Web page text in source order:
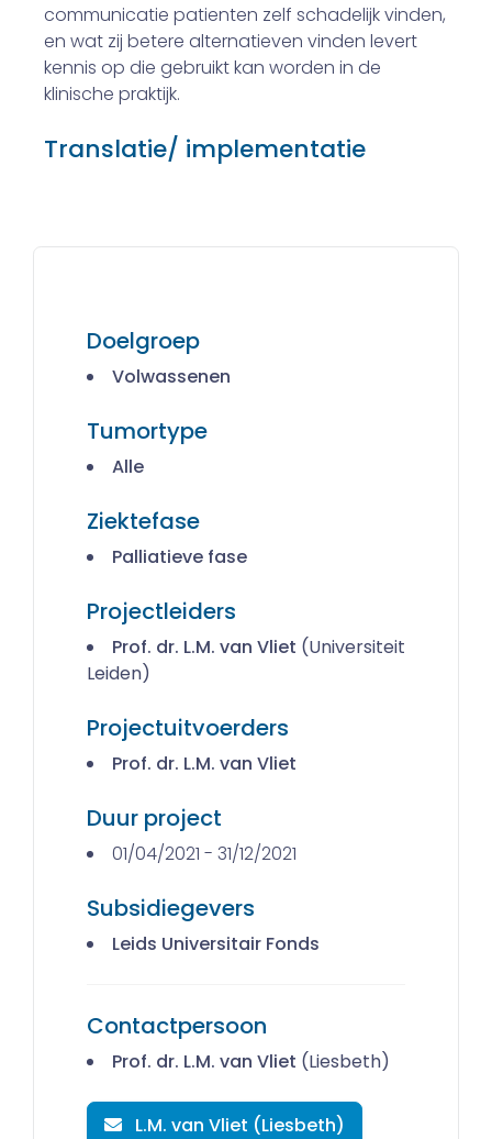
communicatie patienten zelf schadelijk vinden,
en wat zij betere alternatieven vinden levert
kennis op die gebruikt kan worden in de
klinische praktijk.
Translatie/ implementatie
Doelgroep
Volwassenen
Tumortype
Alle
Ziektefase
Palliatieve fase
Projectleiders
Prof. dr. L.M. van Vliet (Universiteit
Leiden)
Projectuitvoerders
Prof. dr. L.M. van Vliet
Duur project
01/04/2021 - 31/12/2021
Subsidiegevers
Leids Universitair Fonds
Contactpersoon
Prof. dr. L.M. van Vliet (Liesbeth)
L.M. van Vliet (Liesbeth)